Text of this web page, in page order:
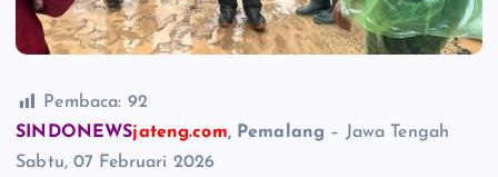
Pembaca: 92
SINDONEWSjateng.com, Pemalang – Jawa Tengah
Sabtu, 07 Februari 2026